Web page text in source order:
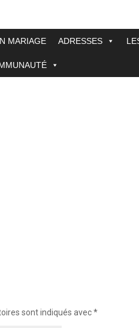
MARIAGE ADRESSES
sont indiqués avec*